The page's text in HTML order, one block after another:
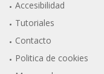
Accesibilidad
Tutoriales
Contacto
Politica de cookies